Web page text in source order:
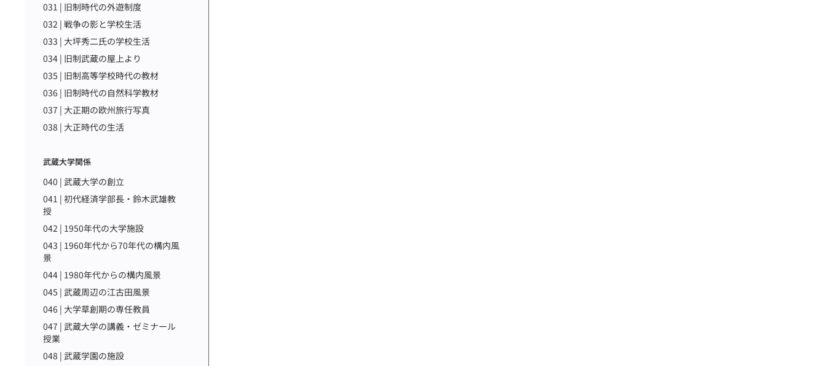
031 | 旧制時代の外遊制度
032 | 戦争の影と学校生活
033 | 大坪秀二氏の学校生活
034 | 旧制武蔵の屋上より
035 | 旧制高等学校時代の教材
036 | 旧制時代の自然科学教材
037 | 大正期の欧州旅行写真
038 | 大正時代の生活
武蔵大学関係
040 | 武蔵大学の創立
041 | 初代経済学部長・鈴木武雄教
授
042 | 1950年代の大学施設
043 | 1960年代から70年代の構内風
景
044 | 1980年代からの構内風景
045 | 武蔵周辺の江古田風景
046 | 大学草創期の専任教員
047 | 武蔵大学の講義・ゼミナール
授業
048 | 武蔵学園の施設